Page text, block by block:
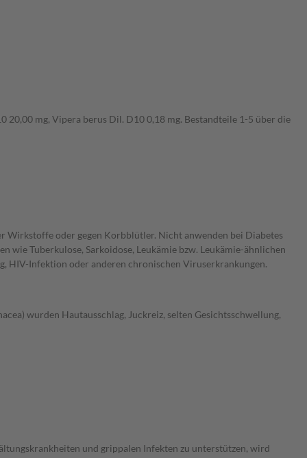
20,00 mg, Vipera berus Dil. D10 0,18 mg. Bestandteile 1-5 über die
Wirkstoffe oder gegen Korbblütler. Nicht anwenden bei Diabetes
Tuberkulose, Sarkoidose, Leukämie bzw. Leukämie-ähnlichen
HIV-Infektion oder anderen chronischen Viruserkrankungen.
wurden Hautausschlag, Juckreiz, selten Gesichtsschwellung,
und grippalen Infekten zu unterstützen, wird